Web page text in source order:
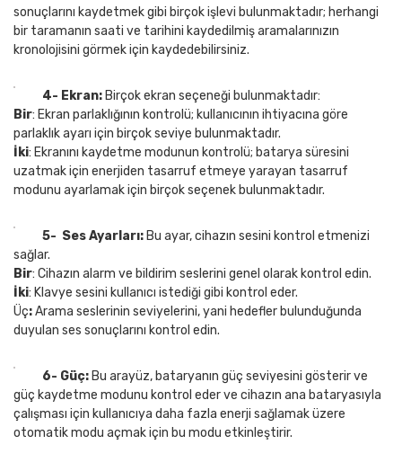
sonuçlarını kaydetmek gibi birçok işlevi bulunmaktadır; herhangi
bir taramanın saati ve tarihini kaydedilmiş aramalarınızın
kronolojisini görmek için kaydedebilirsiniz.
4- Ekran: Birçok ekran seçeneği bulunmaktadır:
Bir: Ekran parlaklığının kontrolü; kullanıcının ihtiyacına göre
parlaklık ayarı için birçok seviye bulunmaktadır.
İki: Ekranını kaydetme modunun kontrolü; batarya süresini
uzatmak için enerjiden tasarruf etmeye yarayan tasarruf
modunu ayarlamak için birçok seçenek bulunmaktadır.
5- Ses Ayarları: Bu ayar, cihazın sesini kontrol etmenizi
sağlar.
Bir: Cihazın alarm ve bildirim seslerini genel olarak kontrol edin.
İki: Klavye sesini kullanıcı istediği gibi kontrol eder.
Üç:Arama seslerinin seviyelerini, yani hedefler bulunduğunda
duyulan ses sonuçlarını kontrol edin.
6- Güç: Bu arayüz, bataryanın güç seviyesini gösterir ve
güç kaydetme modunu kontrol eder ve cihazın ana bataryasıyla
çalışması için kullanıcıya daha fazla enerji sağlamak üzere
otomatik modu açmak için bu modu etkinleştirir.